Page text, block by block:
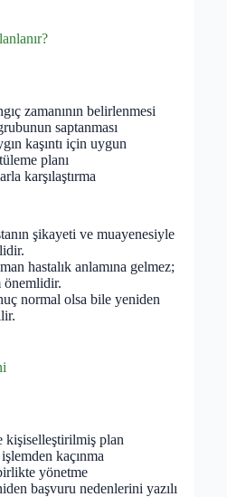
zamanının belirlenmesi
saptanması
kaşıntı için uygun
planı
karşılaştırma
şikayeti ve muayenesiyle
hastalık anlamına gelmez;
önemlidir.
normal olsa bile yeniden
kişiselleştirilmiş plan
kaçınma
yönetme
başvuru nedenlerini yazılı